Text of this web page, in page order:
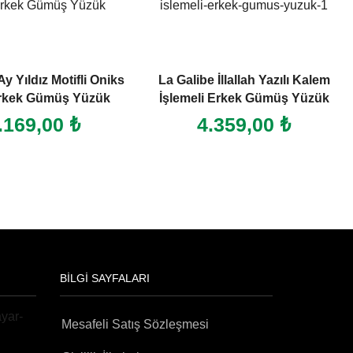
İllallah Yazılı Kalem
Gümüş Yüzük
₺
925 Ayar Kırmızı Akik Taşlı Erkek
Gümüş Yüzük
3.019,00 ₺
BILGI SAYFALARI
Mesafeli Satış Sözleşmesi